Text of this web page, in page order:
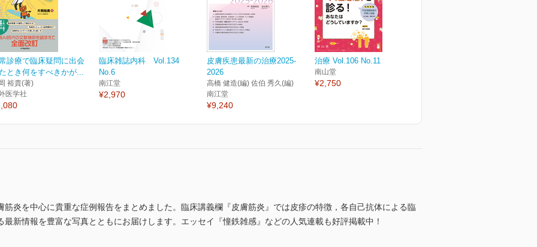
診療で臨床疑問に出会
とき何をすべきかが...
裕貴(著)
医学社
臨床雑誌内科 Vol.134
No.6
南江堂
¥2,970
皮膚疾患最新の治療2025-
2026
高橋 健造(編) 佐伯 秀久(編)
南江堂
¥9,240
治療 Vol.106 No.11
南山堂
¥2,750
炎を中心に貴重な症例報告をまとめました。臨床講義欄『皮膚筋炎』では皮疹の特徴，各自己抗体による臨
新情報を豊富な写真とともにお届けします。エッセイ『憧鉄雑感』などの人気連載も好評掲載中！